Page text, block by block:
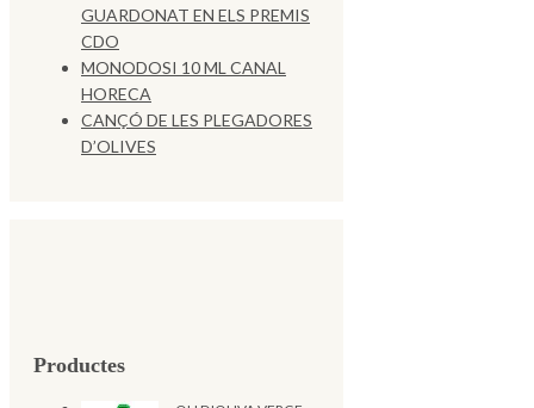
GUARDONAT EN ELS PREMIS
CDO
MONODOSI 10 ML CANAL
HORECA
CANÇÓ DE LES PLEGADORES
D’OLIVES
Productes